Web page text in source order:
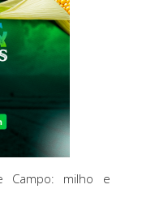
Campo: milho e